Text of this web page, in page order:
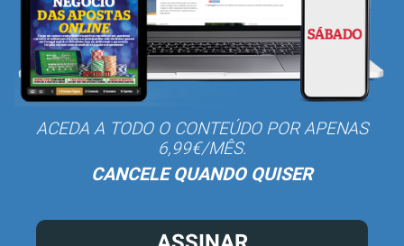
ACEDA A TODO O CONTEÚDO POR APENAS
6,99€/MÊS.
CANCELE QUANDO QUISER